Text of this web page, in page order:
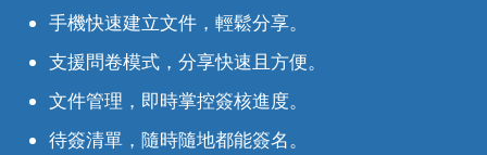
手機快速建立文件，輕鬆分享。
支援問卷模式，分享快速且方便。
文件管理，即時掌控簽核進度。
待簽清單，隨時隨地都能簽名。